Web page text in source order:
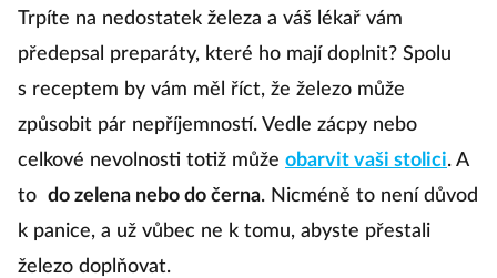
Trpíte na nedostatek železa a váš lékař vám
předepsal preparáty, které ho mají doplnit? Spolu
s receptem by vám měl říct, že železo může
způsobit pár nepříjemností. Vedle zácpy nebo
celkové nevolnosti totiž může obarvit vaši stolici. A
to do zelena nebo do černa. Nicméně to není důvod
k panice, a už vůbec ne k tomu, abyste přestali
železo doplňovat.